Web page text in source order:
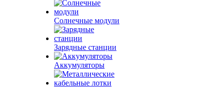
Солнечные модули
Зарядные станции
Аккумуляторы